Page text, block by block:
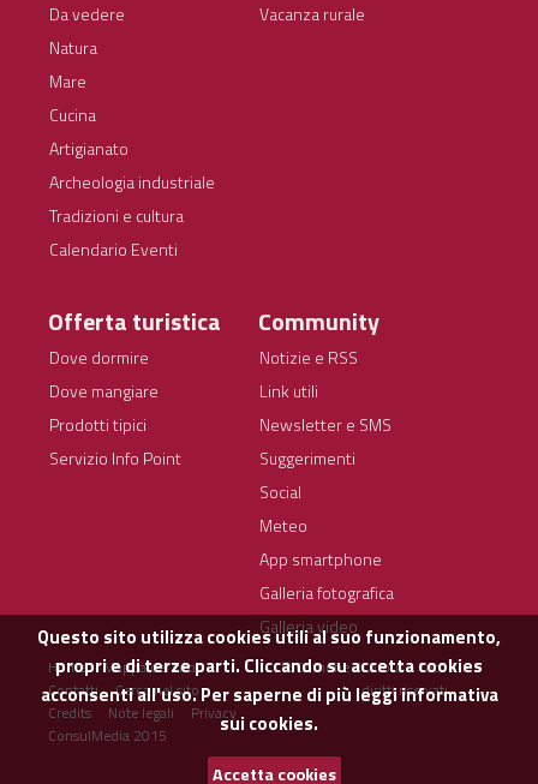
Questo sito utilizza cookies utili al suo funzionamento,
propri e di terze parti. Cliccando su accetta cookies
acconsenti all'uso. Per saperne di più leggiinformativa
sui cookies.
Accetta cookies
Da vedere
Natura
Mare
Cucina
Artigianato
Archeologia industriale
Tradizioni e cultura
Calendario Eventi
Vacanza rurale
Offerta turistica
Dove dormire
Dove mangiare
Prodotti tipici
Servizio Info Point
Community
Notizie e RSS
Link utili
Newsletter e SMS
Suggerimenti
Social
Meteo
App smartphone
Galleria fotografica
Galleria video
Home
Mappa del sito
Contatti
Cerca nel sito
Credits
Note legali
Privacy
ConsulMedia 2015
© Comune di Arbus - Tutti i
diritti riservati